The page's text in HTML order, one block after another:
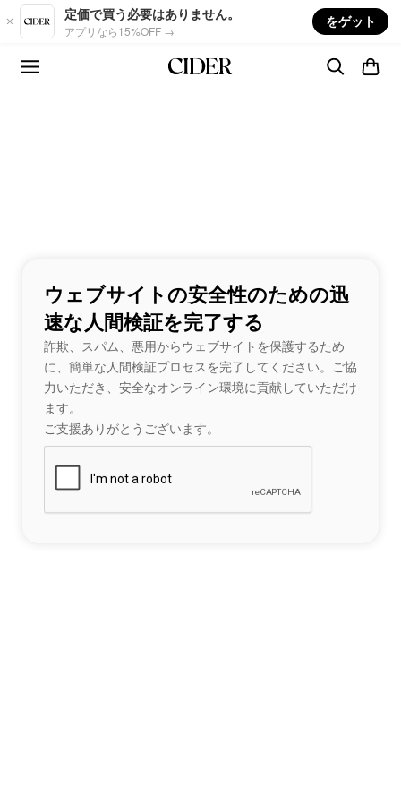
Skip to main content
定価で買う必要はありません。
アプリなら15%OFF →
をゲット
ウェブサイトの安全性のための迅
速な人間検証を完了する
詐欺、スパム、悪用からウェブサイトを保護するため
に、簡単な人間検証プロセスを完了してください。ご協
力いただき、安全なオンライン環境に貢献していただけ
ます。
ご支援ありがとうございます。